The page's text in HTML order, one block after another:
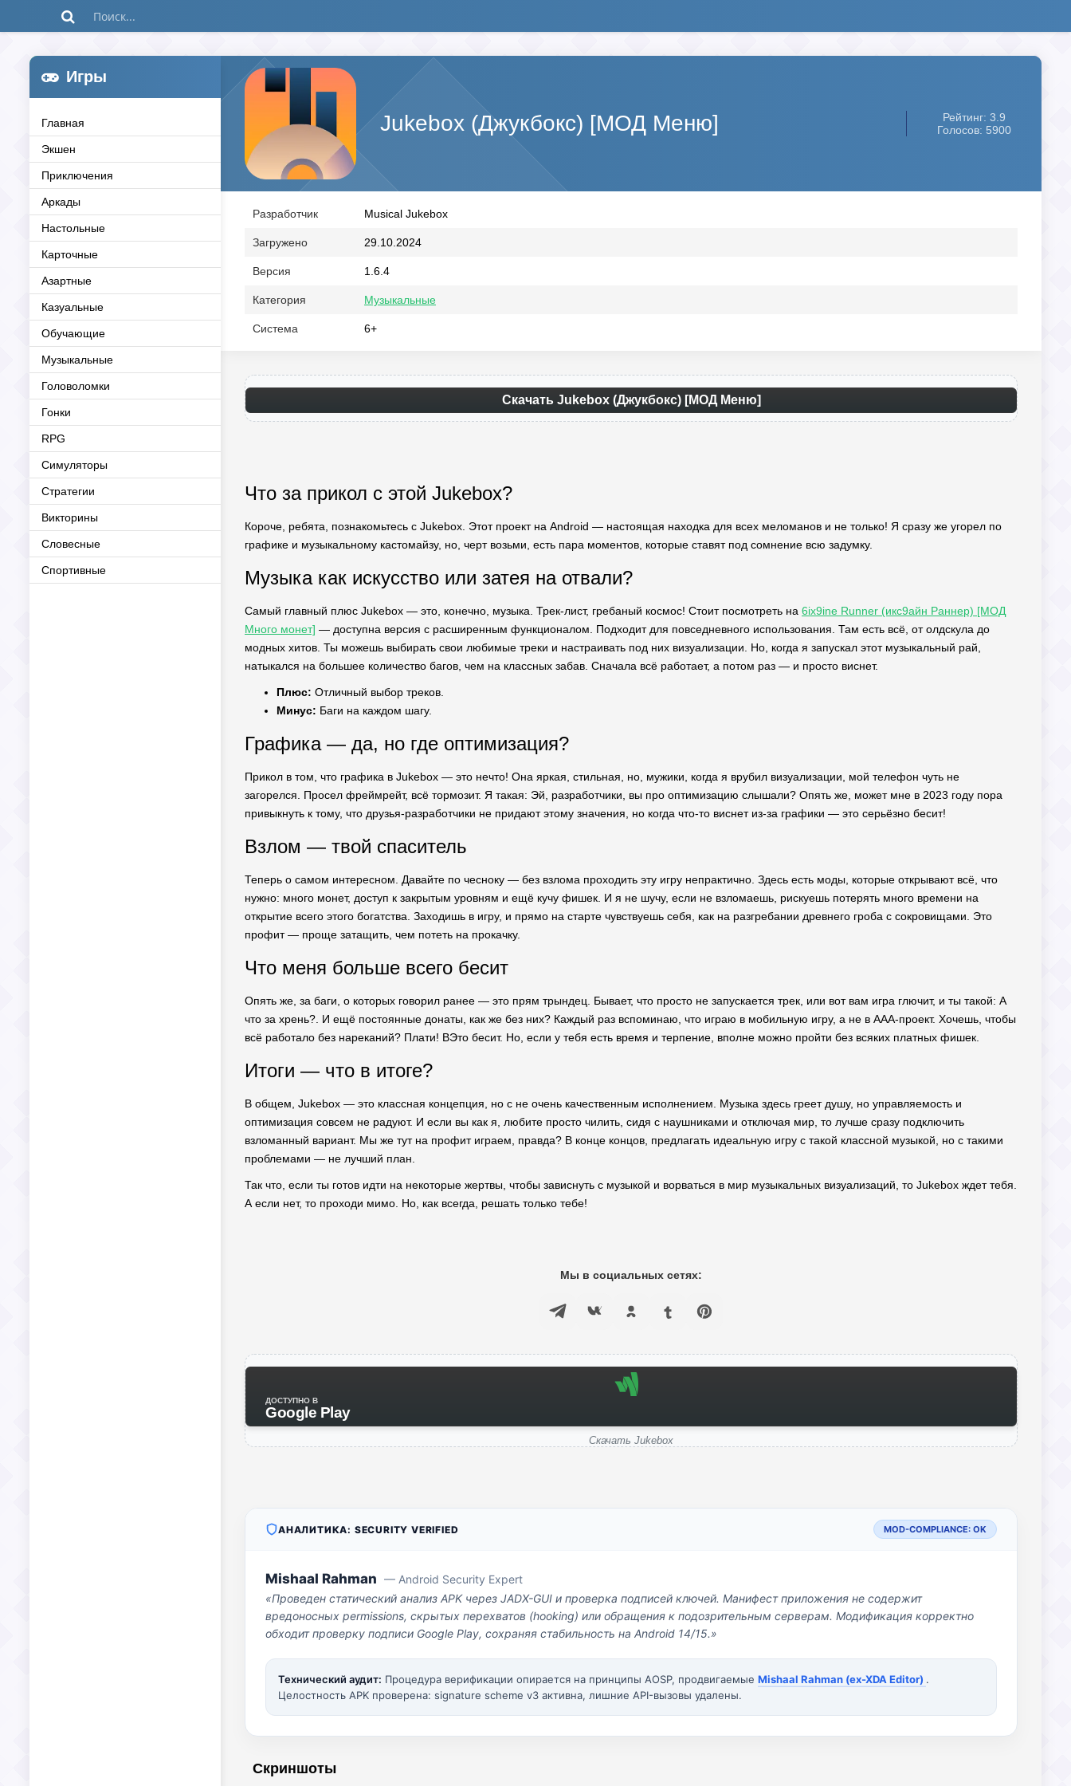
Игры
Главная
Экшен
Приключения
Аркады
Настольные
Карточные
Азартные
Казуальные
Обучающие
Музыкальные
Головоломки
Гонки
RPG
Симуляторы
Стратегии
Викторины
Словесные
Спортивные
Jukebox (Джукбокс) [МОД Меню]
Рейтинг: 3.9
Голосов: 5900
Разработчик Musical Jukebox
Загружено 29.10.2024
Версия 1.6.4
Категория Музыкальные
Система 6+
Скачать Jukebox (Джукбокс) [МОД Меню]
Что за прикол с этой Jukebox?
Короче, ребята, познакомьтесь с Jukebox. Этот проект на Android — настоящая находка для всех меломанов и не только! Я сразу же угорел по
графике и музыкальному кастомайзу, но, черт возьми, есть пара моментов, которые ставят под сомнение всю задумку.
Музыка как искусство или затея на отвали?
Самый главный плюс Jukebox — это, конечно, музыка. Трек-лист, гребаный космос! Стоит посмотреть на 6ix9ine Runner (икс9айн Раннер) [МОД
Много монет] — доступна версия с расширенным функционалом. Подходит для повседневного использования. Там есть всё, от олдскула до
модных хитов. Ты можешь выбирать свои любимые треки и настраивать под них визуализации. Но, когда я запускал этот музыкальный рай,
натыкался на большее количество багов, чем на классных забав. Сначала всё работает, а потом раз — и просто виснет.
Плюс: Отличный выбор треков.
Минус: Баги на каждом шагу.
Графика — да, но где оптимизация?
Прикол в том, что графика в Jukebox — это нечто! Она яркая, стильная, но, мужики, когда я врубил визуализации, мой телефон чуть не
загорелся. Просел фреймрейт, всё тормозит. Я такая: Эй, разработчики, вы про оптимизацию слышали? Опять же, может мне в 2023 году пора
привыкнуть к тому, что друзья-разработчики не придают этому значения, но когда что-то виснет из-за графики — это серьёзно бесит!
Взлом — твой спаситель
Теперь о самом интересном. Давайте по чесноку — без взлома проходить эту игру непрактично. Здесь есть моды, которые открывают всё, что
нужно: много монет, доступ к закрытым уровням и ещё кучу фишек. И я не шучу, если не взломаешь, рискуешь потерять много времени на
открытие всего этого богатства. Заходишь в игру, и прямо на старте чувствуешь себя, как на разгребании древнего гроба с сокровищами. Это
профит — проще затащить, чем потеть на прокачку.
Что меня больше всего бесит
Опять же, за баги, о которых говорил ранее — это прям трындец. Бывает, что просто не запускается трек, или вот вам игра глючит, и ты такой: А
что за хрень?. И ещё постоянные донаты, как же без них? Каждый раз вспоминаю, что играю в мобильную игру, а не в AAA-проект. Хочешь, чтобы
всё работало без нареканий? Плати! ВЭто бесит. Но, если у тебя есть время и терпение, вполне можно пройти без всяких платных фишек.
Итоги — что в итоге?
В общем, Jukebox — это классная концепция, но с не очень качественным исполнением. Музыка здесь греет душу, но управляемость и
оптимизация совсем не радуют. И если вы как я, любите просто чилить, сидя с наушниками и отключая мир, то лучше сразу подключить
взломанный вариант. Мы же тут на профит играем, правда? В конце концов, предлагать идеальную игру с такой классной музыкой, но с такими
проблемами — не лучший план.
Так что, если ты готов идти на некоторые жертвы, чтобы зависнуть с музыкой и ворваться в мир музыкальных визуализаций, то Jukebox ждет тебя.
А если нет, то проходи мимо. Но, как всегда, решать только тебе!
Мы в социальных сетях:
ДОСТУПНО В
Google Play
Скачать Jukebox
АНАЛИТИКА: SECURITY VERIFIED MOD-COMPLIANCE: OK
Mishaal Rahman — Android Security Expert
«Проведен статический анализ APK через JADX-GUI и проверка подписей ключей. Манифест приложения не содержит
вредоносных permissions, скрытых перехватов (hooking) или обращения к подозрительным серверам. Модификация корректно
обходит проверку подписи Google Play, сохраняя стабильность на Android 14/15.»
Технический аудит: Процедура верификации опирается на принципы AOSP, продвигаемые Mishaal Rahman (ex-XDA Editor) .
Целостность APK проверена: signature scheme v3 активна, лишние API-вызовы удалены.
Скриншоты